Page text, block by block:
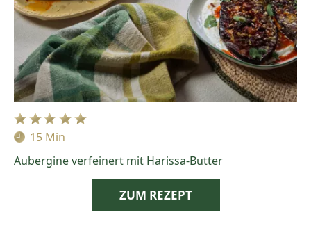
Zubereitungszeit:
15 Min
Aubergine verfeinert mit Harissa-Butter
ZUM REZEPT